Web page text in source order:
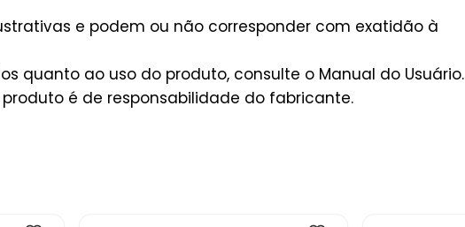
e podem ou não corresponder com exatidão à
quanto ao uso do produto, consulte o Manual do Usuário.
é de responsabilidade do fabricante.